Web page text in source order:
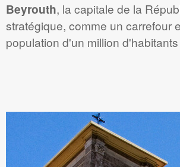
Beyrouth, la capitale de la
stratégique, comme un carrefour
population d'un million